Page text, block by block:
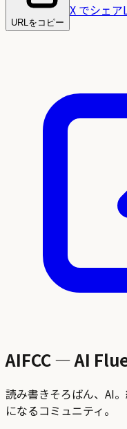
URLをコピー
X でシェア
AIFCC — AI
読み書きそろばん、AI
になるコミュニティ。